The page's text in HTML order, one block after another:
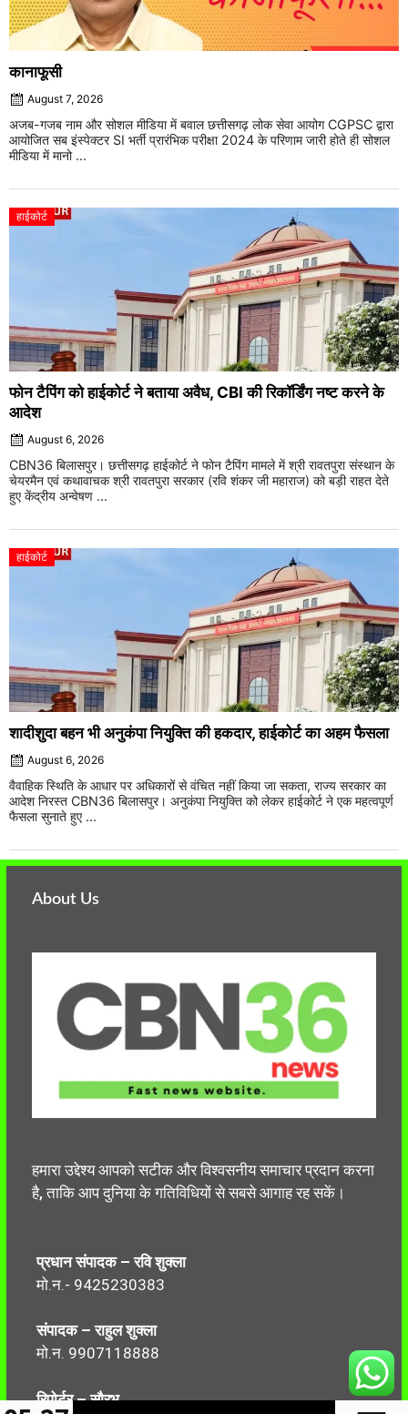
कानाफूसी
August 7, 2026
अजब-गजब नाम और सोशल मीडिया में बवाल छत्तीसगढ़ लोक सेवा आयोग CGPSC द्वारा
आयोजित सब इंस्पेक्टर SI भर्ती प्रारंभिक परीक्षा 2024 के परिणाम जारी होते ही सोशल
मीडिया में मानो ...
हाईकोर्ट
फोन टैपिंग को हाईकोर्ट ने बताया अवैध, CBI की रिकॉर्डिंग नष्ट करने के
आदेश
August 6, 2026
CBN36 बिलासपुर। छत्तीसगढ़ हाईकोर्ट ने फोन टैपिंग मामले में श्री रावतपुरा संस्थान के
चेयरमैन एवं कथावाचक श्री रावतपुरा सरकार (रवि शंकर जी महाराज) को बड़ी राहत देते
हुए केंद्रीय अन्वेषण ...
हाईकोर्ट
शादीशुदा बहन भी अनुकंपा नियुक्ति की हकदार, हाईकोर्ट का अहम फैसला
August 6, 2026
वैवाहिक स्थिति के आधार पर अधिकारों से वंचित नहीं किया जा सकता, राज्य सरकार का
आदेश निरस्त CBN36 बिलासपुर। अनुकंपा नियुक्ति को लेकर हाईकोर्ट ने एक महत्वपूर्ण
फैसला सुनाते हुए ...
About Us
हमारा उद्देश्य आपको सटीक और विश्वसनीय समाचार प्रदान करना
है, ताकि आप दुनिया के गतिविधियों से सबसे आगाह रह सकें।
प्रधान संपादक – रवि शुक्ला
मो.न.- 9425230383
संपादक – राहुल शुक्ला
मो.न. 9907118888
रिपोर्टर – सौरभ